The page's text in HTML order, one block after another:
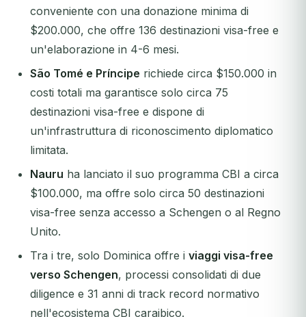
conveniente con una donazione minima di
$200.000, che offre 136 destinazioni visa-free e
un'elaborazione in 4-6 mesi.
São Tomé e Príncipe richiede circa $150.000 in
costi totali ma garantisce solo circa 75
destinazioni visa-free e dispone di
un'infrastruttura di riconoscimento diplomatico
limitata.
Nauru ha lanciato il suo programma CBI a circa
$100.000, ma offre solo circa 50 destinazioni
visa-free senza accesso a Schengen o al Regno
Unito.
Tra i tre, solo Dominica offre i viaggi visa-free
verso Schengen, processi consolidati di due
diligence e 31 anni di track record normativo
nell'ecosistema CBI caraibico.